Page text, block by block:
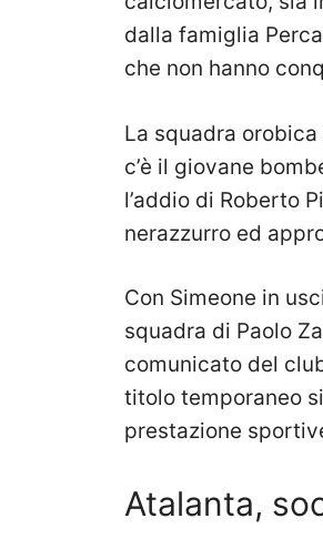
dalla famiglia
che non hanno
La squadra
c’è il giovane
l’addio di Roberto
nerazzurro ed
Con Simeone in
squadra di Paolo
comunicato del
titolo temporaneo
prestazione
Atalanta,